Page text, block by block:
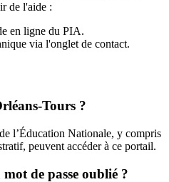
de l'aide :
en ligne du PIA.
via l'onglet de contact.
Tours ?
l’Éducation Nationale, y compris
peuvent accéder à ce portail.
de passe oublié ?